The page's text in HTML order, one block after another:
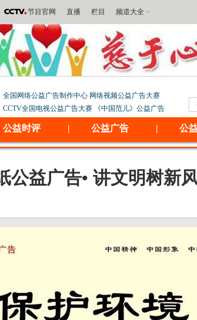
节目官网 直播 栏目 频道大全
全国网络公益广告制作中心 网络视频公益广告大赛
CCTV全国电视公益广告大赛
《中国范儿》公益广告
公益时评 | 公益广告 | 公
公益广告• 讲文明树新